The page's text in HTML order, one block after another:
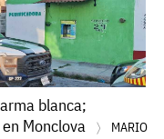
blanca;
Monclova
MARIO